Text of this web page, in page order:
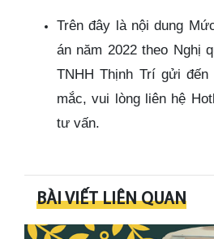
Trên đây là nội dung
án năm 2022 theo Nghị
TNHH Thịnh Trí gửi
mắc, vui lòng liên hệ
tư vấn.
BÀI VIẾT LIÊN QUAN